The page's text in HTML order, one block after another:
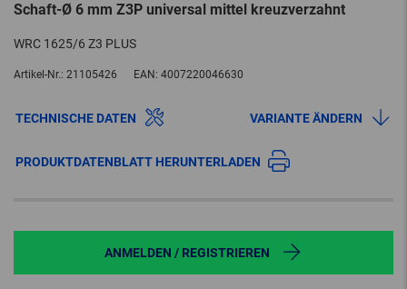
Schaft-Ø 6 mm Z3P universal mittel kreuzverzahnt
WRC 1625/6 Z3 PLUS
Artikel-Nr.: 21105426 EAN: 4007220046630
TECHNISCHE DATEN VARIANTE ÄNDERN
PRODUKTDATENBLATT HERUNTERLADEN
ANMELDEN / REGISTRIEREN